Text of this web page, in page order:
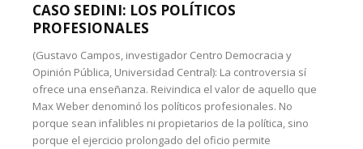
CASO SEDINI: LOS POLÍTICOS
PROFESIONALES
(Gustavo Campos, investigador Centro Democracia y
Opinión Pública, Universidad Central): La controversia sí
ofrece una enseñanza. Reivindica el valor de aquello que
Max Weber denominó los políticos profesionales. No
porque sean infalibles ni propietarios de la política, sino
porque el ejercicio prolongado del oficio permite